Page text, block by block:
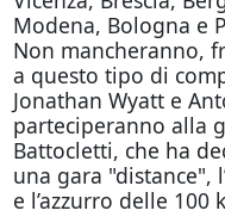
Modena, Bologna e
Non mancheranno,
a questo tipo di
Jonathan Wyatt e
parteciperanno alla
Battocletti, che ha
una gara "distance",
e l’azzurro delle 100